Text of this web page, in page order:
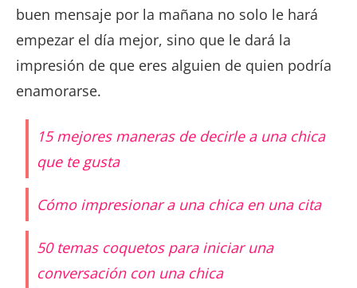
buen mensaje por la mañana no solo le hará
empezar el día mejor, sino que le dará la
impresión de que eres alguien de quien podría
enamorarse.
15 mejores maneras de decirle a una chica
que te gusta
Cómo impresionar a una chica en una cita
50 temas coquetos para iniciar una
conversación con una chica